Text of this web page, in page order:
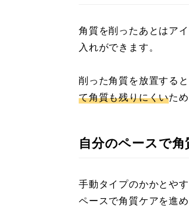
角質を削ったあとはア
入れができます。
削った角質を放置する
て角質も残りにくいた
自分のペースで
手動タイプのかかとや
ペースで角質ケアを進め